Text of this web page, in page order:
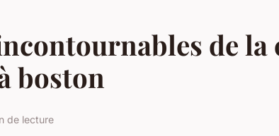
de la
boston
de lecture